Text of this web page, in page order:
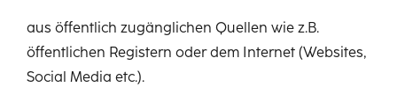
aus öffentlich zugänglichen Quellen wie z.B.
öffentlichen Registern oder dem Internet (Websites,
Social Media etc.).